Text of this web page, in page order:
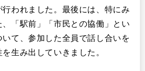
われました。最後には、特にみ
「駅前」「市民との協働」とい
いて、参加した全員で話し合いを
生み出していきました。